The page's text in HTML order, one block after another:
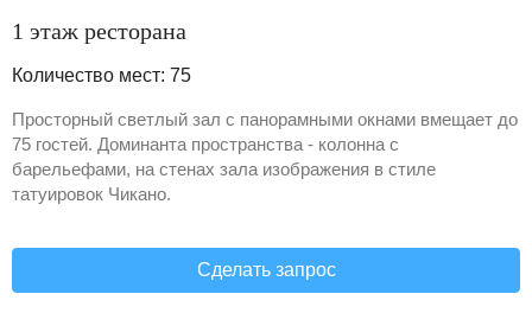
1 этаж ресторана
Количество мест: 75
Просторный светлый зал с панорамными окнами вмещает до
75 гостей. Доминанта пространства - колонна с
барельефами, на стенах зала изображения в стиле
татуировок Чикано.
Сделать запрос